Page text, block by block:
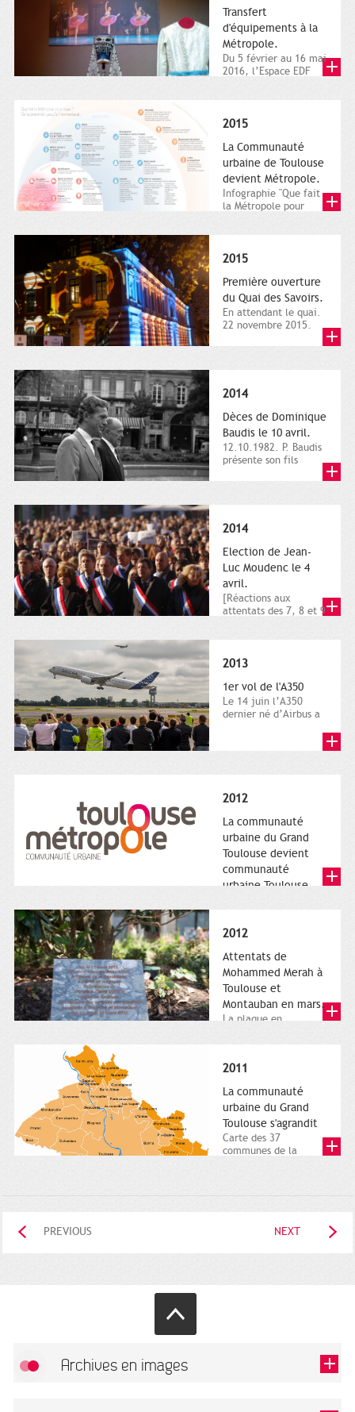
Transfert
d'équipements à la
Métropole.
Du 5 février au 16 mai
2016, l’Espace EDF
2015
La Communauté
urbaine de Toulouse
devient Métropole.
Infographie "Que fait
la Métropole pour
2015
Première ouverture
du Quai des Savoirs.
En attendant le quai.
22 novembre 2015.
2014
Dèces de Dominique
Baudis le 10 avril.
12.10.1982. P. Baudis
présente son fils
2014
Election de Jean-
Luc Moudenc le 4
avril.
[Réactions aux
attentats des 7, 8 et 9
2013
1er vol de l'A350
Le 14 juin l’A350
dernier né d’Airbus a
2012
La communauté
urbaine du Grand
Toulouse devient
communauté
urbaine Toulouse
Métropole,
représentant l'anneau
de Moëbius.
2012
Attentats de
Mohammed Merah à
Toulouse et
Montauban en mars.
La plaque en
Charles-de-Gaulle.
2011
La communauté
urbaine du Grand
Toulouse s'agrandit
Carte des 37
communes de la
PREVIOUS NEXT
Archives en images